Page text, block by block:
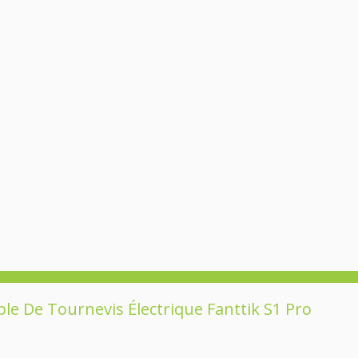
De Tournevis Électrique Fanttik S1 Pro